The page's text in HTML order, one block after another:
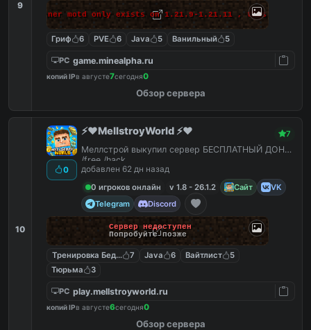
9
banner motd only exists on 1.21.9-1.21.11 , this
Гриф 6 PVE 6 Java 5 Ванильный 5
PC game.minealpha.ru
копий IPв августе7сегодня0
Обзор сервера
10
0
⚡️❤️MellstroyWorld ⚡️❤️ 7
Меллстрой выкупил сервер БЕСПЛАТНЫЙ ДОНАТ
/free /hack
добавлен 62 дн назад
0 игроков онлайн
v 1.8 - 26.1.2 Сайт
VK
Telegram
Discord
Сервер недоступен
Попробуйте позже
Тренировка Бед Варс
7 Java 6 Вайтлист
5
Тюрьма
3
PC play.mellstroyworld.ru
копий IPв августе6сегодня0
Обзор сервера